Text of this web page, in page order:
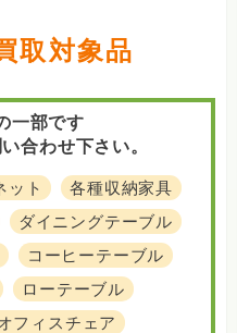
取対象品
一部です
合わせ下さい。
ット
各種収納家具
ダイニングテーブル
コーヒーテーブル
ローテーブル
フィスチェア